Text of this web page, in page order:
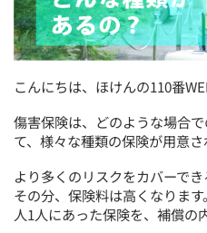
こんにちは、 ほけんの110番
傷害保険は、どのような場合
て、様々な種類の保険が用意さ
より多くのリスクをカバーでき
その分、保険料は高くなりま
人1人にあった保険を、補償の